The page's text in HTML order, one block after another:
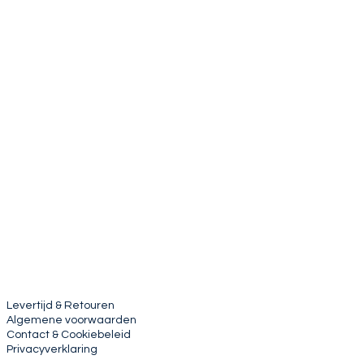
Levertijd & Retouren
Algemene voorwaarden
Contact & Cookiebeleid
Privacyverklaring